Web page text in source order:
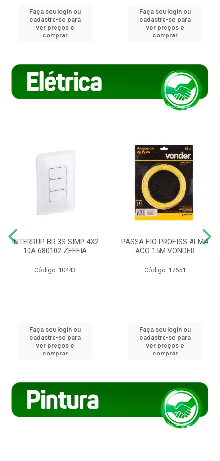
Faça seu login ou
cadastre-se para
ver preços e
comprar
Faça seu login ou
cadastre-se para
ver preços e
comprar
INTERRUP BR 3S SIMP 4X2
10A 680102 ZEFFIA
Código: 10443
Faça seu login ou
cadastre-se para
ver preços e
comprar
PASSA FIO PROFISS ALMA
ACO 15M VONDER
Código: 17651
Faça seu login ou
cadastre-se para
ver preços e
comprar